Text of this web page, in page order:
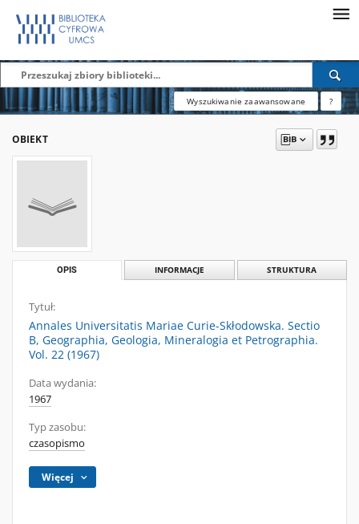
Wyszukiwanie zaawansowane ?
OBIEKT
OPIS INFORMACJE STRUKTURA
Tytuł:
Annales Universitatis Mariae Curie-Skłodowska. Sectio
B, Geographia, Geologia, Mineralogia et Petrographia.
Vol. 22 (1967)
Data wydania:
1967
Typ zasobu:
czasopismo
Więcej